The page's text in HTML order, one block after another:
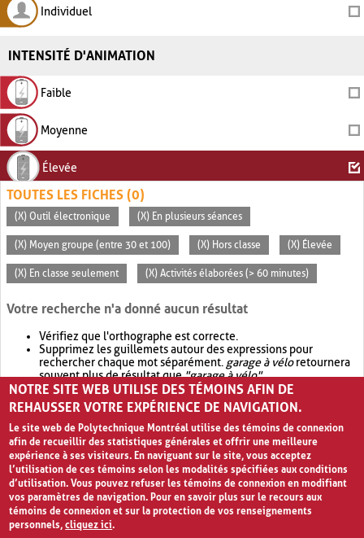
Individuel
INTENSITÉ D'ANIMATION
Faible
Moyenne
Élevée
TOUTES LES FICHES (0)
(X) Outil électronique (X) En plusieurs séances
(X) Moyen groupe (entre 30 et 100) (X) Hors classe (X) Élevée
(X) En classe seulement (X) Activités élaborées (> 60 minutes)
Votre recherche n'a donné aucun résultat
Vérifiez que l'orthographe est correcte.
Supprimez les guillemets autour des expressions pour
rechercher chaque mot séparément. garage à véloretournera
souvent plus de résultat que"garage à vélo".
Envisagez d'élargir votre recherche avec OR.garage OR vélo
retournera souvent plus de résultat quegarage à vélo
NOTRE SITE WEB UTILISE DES TÉMOINS AFIN DE
REHAUSSER VOTRE EXPÉRIENCE DE NAVIGATION.
Le site web de Polytechnique Montréal utilise des témoins de connexion
afin de recueillir des statistiques générales et offrir une meilleure
expérience à ses visiteurs. En naviguant sur le site, vous acceptez
l’utilisation de ces témoins selon les modalités spécifiées aux conditions
d’utilisation. Vous pouvez refuser les témoins de connexion en modifiant
vos paramètres de navigation. Pour en savoir plus sur le recours aux
témoins de connexion et sur la protection de vos renseignements
personnels,cliquez ici.